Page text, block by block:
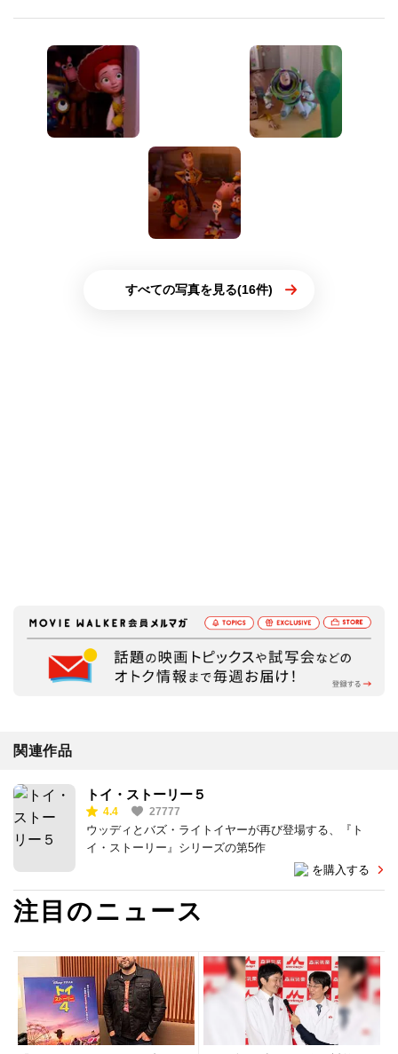
すべての写真を見る(16件)
関連作品
トイ・ストーリー５
4.4 27777
ウッディとバズ・ライトイヤーが再び登場する、『ト
イ・ストーリー』シリーズの第5作
を購入する
注目のニュース